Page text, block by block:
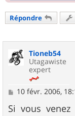
Répondre
Tioneb54
Utagawiste
expert
M
s
10 févr. 2006,
Si vous